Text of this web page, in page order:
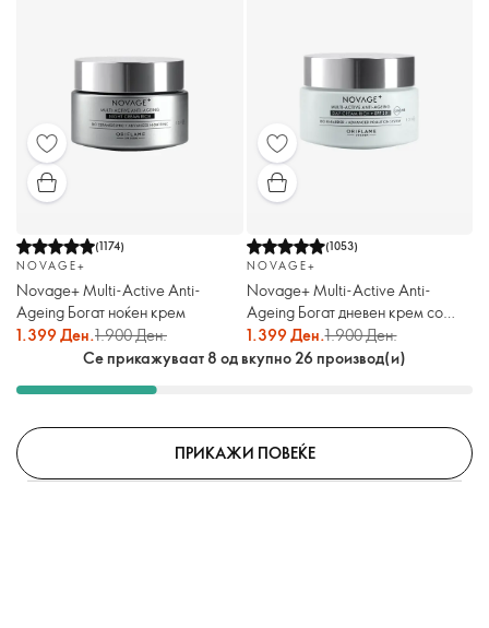
(1174)
NOVAGE+
Novage+ Multi-Active Anti-
Ageing Богат ноќен крем
1.399 Ден.1.900 Ден.
(1053)
NOVAGE+
Novage+ Multi-Active Anti-
Ageing Богат дневен крем со
заштитен фактор 30
1.399 Ден.1.900 Ден.
Се прикажуваат 8 од вкупно 26 производ(и)
ПРИКАЖИ ПОВЕЌЕ